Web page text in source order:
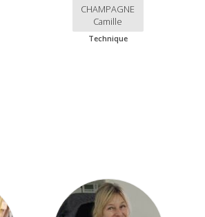
CHAMPAGNE
Camille
Technique